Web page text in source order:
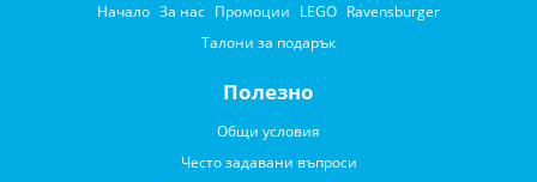
Начало За нас Промоции LEGO Ravensburger
Талони за подарък
Полезно
Общи условия
Често задавани въпроси